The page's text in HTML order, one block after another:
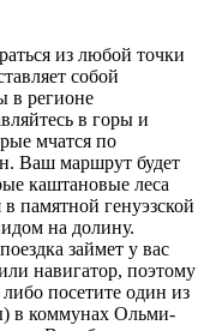
из любой точки
собой
в регионе
в горы и
мчатся по
Ваш маршрут будет
каштановые леса
памятной генуэзской
на долину.
займет у вас
навигатор, поэтому
посетите один из
в коммунах Ольми-